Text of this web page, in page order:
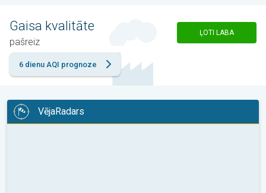
Gaisa kvalitāte
pašreiz
ĻOTI LABA
6 dienu AQI prognoze
VējaRadars